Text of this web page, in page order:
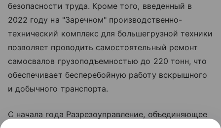
безопасности труда. Кроме того, введенный в
2022 году на "Заречном" производственно-
технический комплекс для большегрузной техники
позволяет проводить самостоятельный ремонт
самосвалов грузоподъемностью до 220 тонн, что
обеспечивает бесперебойную работу вскрышного
и добычного транспорта.
С начала года Разрезоуправление, объединяющее